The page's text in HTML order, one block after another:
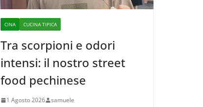
CINA CUCINA TIPICA
Tra scorpioni e odori
intensi: il nostro street
food pechinese
1 Agosto 2026 samuele